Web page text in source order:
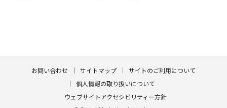
お問い合わせ サイトマップ
サイトのご利用について
個人情報の取り扱いについて
ウェブサイトアクセシビリティー方針